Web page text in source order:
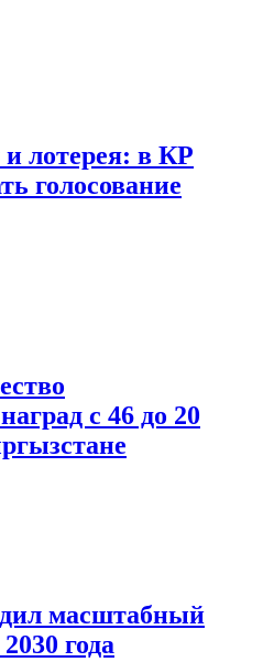
лотерея: в КР
голосование
с 46 до 20
масштабный
года